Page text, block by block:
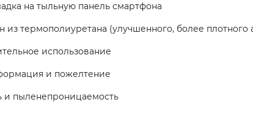
на тыльную панель смартфона
из термополиуретана (улучшенного, более плотного
использование
и пожелтение
и пыленепроницаемость